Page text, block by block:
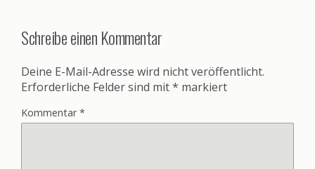
Schreibe einen Kommentar
Deine E-Mail-Adresse wird nicht veröffentlicht.
Erforderliche Felder sind mit* markiert
Kommentar*